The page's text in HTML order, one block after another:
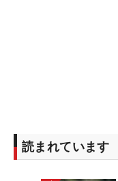
読まれています